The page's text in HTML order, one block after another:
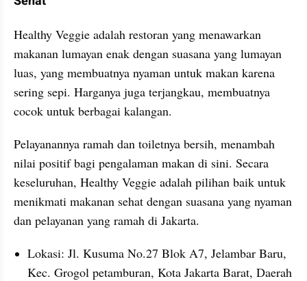
Healthy Veggie adalah restoran yang menawarkan
makanan lumayan enak dengan suasana yang lumayan
luas, yang membuatnya nyaman untuk makan karena
sering sepi. Harganya juga terjangkau, membuatnya
cocok untuk berbagai kalangan.
Pelayanannya ramah dan toiletnya bersih, menambah
nilai positif bagi pengalaman makan di sini. Secara
keseluruhan, Healthy Veggie adalah pilihan baik untuk
menikmati makanan sehat dengan suasana yang nyaman
dan pelayanan yang ramah di Jakarta.
Lokasi: Jl. Kusuma No.27 Blok A7, Jelambar Baru,
Kec. Grogol petamburan, Kota Jakarta Barat, Daerah